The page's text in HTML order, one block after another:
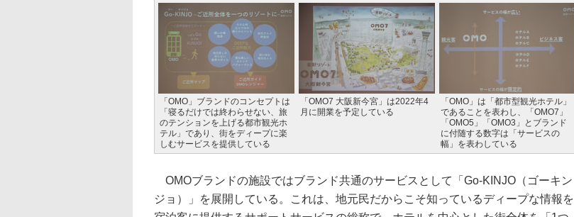
「OMO」ブランドのコンセプトは
「寝るだけでは終わらせない、旅
のテンションを上げる都市観光ホ
テル」であり、街をディープに楽
しむサービスを提供している
「OMO7 大阪新今宮」は2022年4
月に開業を予定している
「OMO」は「都市型観光ホテル」
であることを表わし、「OMO7」
「OMO5」「OMO3」とブランド
に付随する数字は「サービスの
幅」を表わしている
OMOブランドの施設ではブランド共通のサービスとして「Go-KINJO（ゴーキン
ジョ）」を展開している。これは、地元民だからこそ知っているディープな情報を